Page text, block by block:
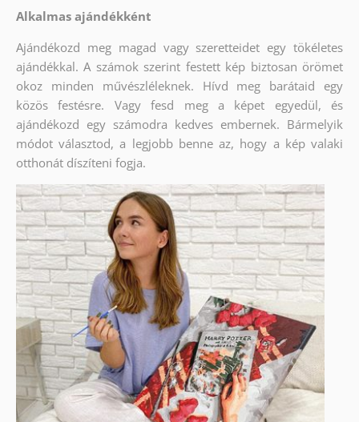
Alkalmas ajándékként
Ajándékozd meg magad vagy szeretteidet egy tökéletes
ajándékkal. A számok szerint festett kép biztosan örömet
okoz minden művészléleknek. Hívd meg barátaid egy
közös festésre. Vagy fesd meg a képet egyedül, és
ajándékozd egy számodra kedves embernek. Bármelyik
módot választod, a legjobb benne az, hogy a kép valaki
otthonát díszíteni fogja.